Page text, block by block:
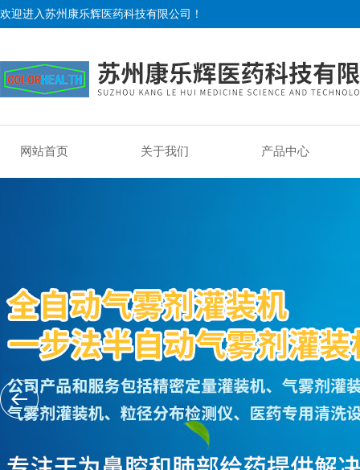
欢迎进入苏州康乐辉医药科技有限公司！
网站首页 关于我们 产品中心